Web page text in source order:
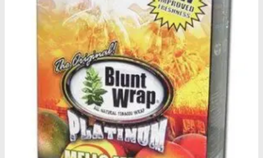
Ecstasy
Ecstasy renhedstest
Heroin
Heroin renhedstest
Badesalte
Badesalte renhedstest